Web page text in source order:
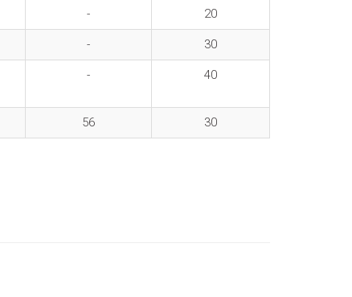
- 20
- 30
- 40
56 30